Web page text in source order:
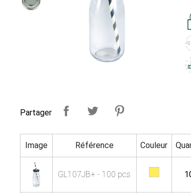
Partager
Image Référence Couleur
GL107JB+ - 100 pcs